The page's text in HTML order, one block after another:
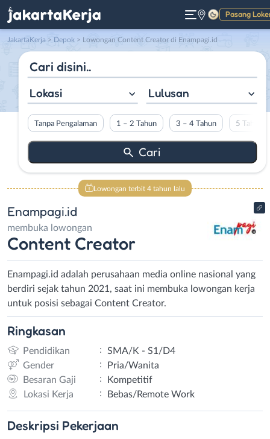
Pasang
Gelap
JakartaKerja > Depok > Lowongan Content Creator di Enampagi.id
Lokasi Lulusan
Tanpa Pengalaman 1 – 2 Tahun 3 – 4 Tahun 5 Tahun
Lowongan terbit 4 tahun lalu
Enampagi.id
membuka lowongan
Content Creator
Enampagi.id adalah perusahaan media online nasional yang
berdiri sejak tahun 2021, saat ini membuka lowongan kerja
untuk posisi sebagai Content Creator.
Ringkasan
Pendidikan :
SMA/K - S1/D4
Gender
:
Pria/Wanita
Besaran Gaji
:
Kompetitif
Lokasi Kerja
: Bebas/Remote Work
Deskripsi Pekerjaan